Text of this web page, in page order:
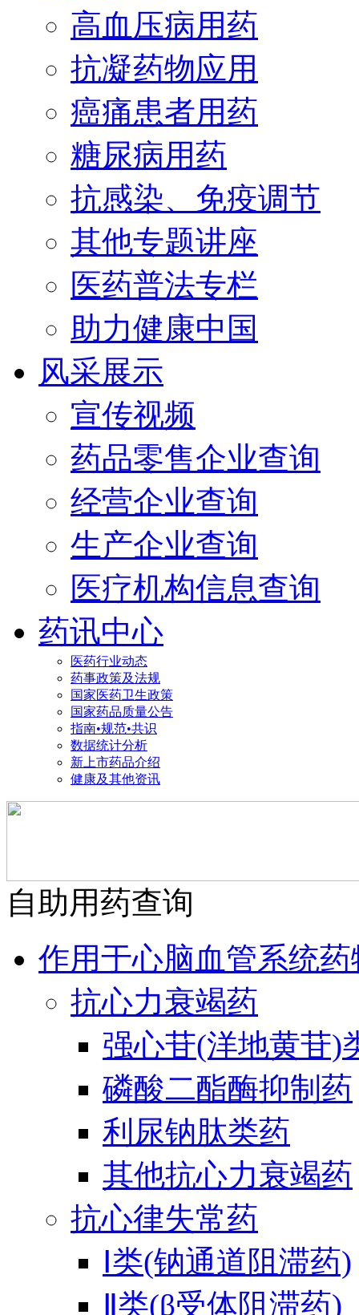
高血压病用药
抗凝药物应用
癌痛患者用药
糖尿病用药
抗感染、免疫调节
其他专题讲座
医药普法专栏
助力健康中国
风采展示
宣传视频
药品零售企业查询
经营企业查询
生产企业查询
医疗机构信息查询
药讯中心
医药行业动态
药事政策及法规
国家医药卫生政策
国家药品质量公告
指南•规范•共识
数据统计分析
新上市药品介绍
健康及其他资讯
自助用药查询
作用于心脑血管系统药
抗心力衰竭药
强心苷(洋地黄苷)
磷酸二酯酶抑制药
利尿钠肽类药
其他抗心力衰竭药
抗心律失常药
Ⅰ类(钠通道阻滞药)
Ⅱ类(β受体阻滞药)